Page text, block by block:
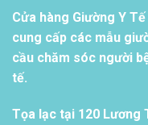
Cửa hàng Giường Y
cung cấp các mẫu
cầu chăm sóc người
tế.
Tọa lạc tại 120 Lương